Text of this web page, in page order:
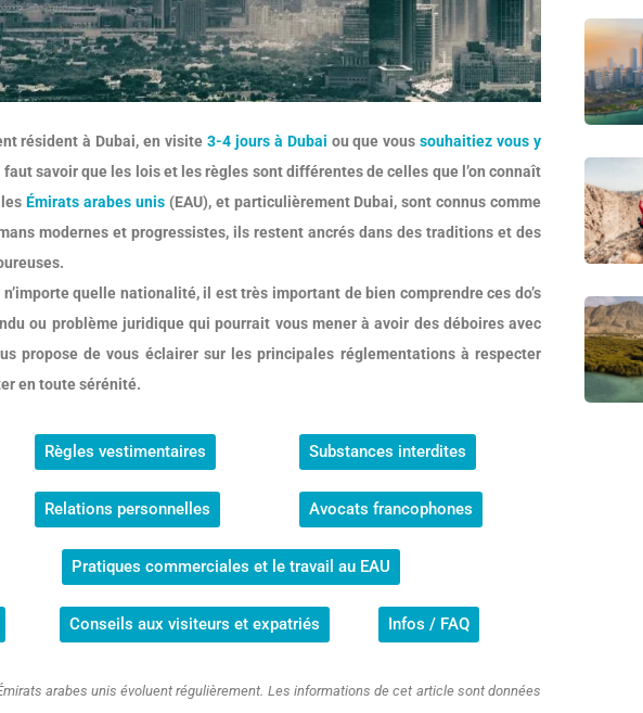
résident à Dubai, en visite 3-4 jours à Dubai ou que voussouhaitiez vous y
savoir que les lois et les règles sont différentes de celles que l’on connaît
lesÉmirats arabes unis(EAU), et particulièrement Dubai, sont connus comme
modernes et progressistes, ils restent ancrés dans des traditions et des
quelle nationalité, il est très important de bien comprendre ces do’s
ou problème juridique qui pourrait vous mener à avoir des déboires avec
propose de vous éclairer sur les principales réglementations à respecter
en toute sérénité.
Règles vestimentaires Substances interdites
Relations personnelles Avocats francophones
Pratiques commerciales et le travail au EAU
Conseils aux visiteurs et expatriés Infos / FAQ
arabes unis évoluent régulièrement. Les informations de cet article sont données